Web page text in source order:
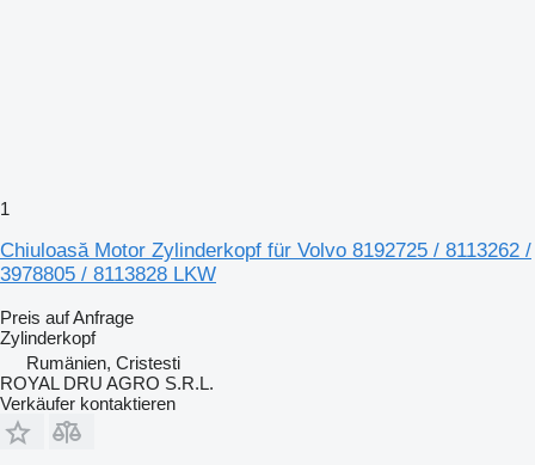
1
Chiuloasă Motor Zylinderkopf für Volvo 8192725 / 8113262 /
3978805 / 8113828 LKW
Preis auf Anfrage
Zylinderkopf
Rumänien, Cristesti
ROYAL DRU AGRO S.R.L.
Verkäufer kontaktieren